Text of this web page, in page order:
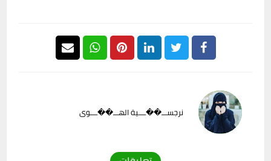
نرجســـ��ــــية الهـــ��ــــوى